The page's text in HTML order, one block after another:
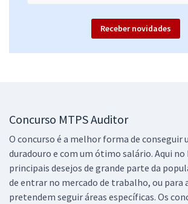
Receber novidades
Concurso MTPS Auditor
O concurso é a melhor forma de conseguir
duradouro e com um ótimo salário. Aqui no
principais desejos de grande parte da
de entrar no mercado de trabalho, ou para
pretendem seguir áreas específicas. Os